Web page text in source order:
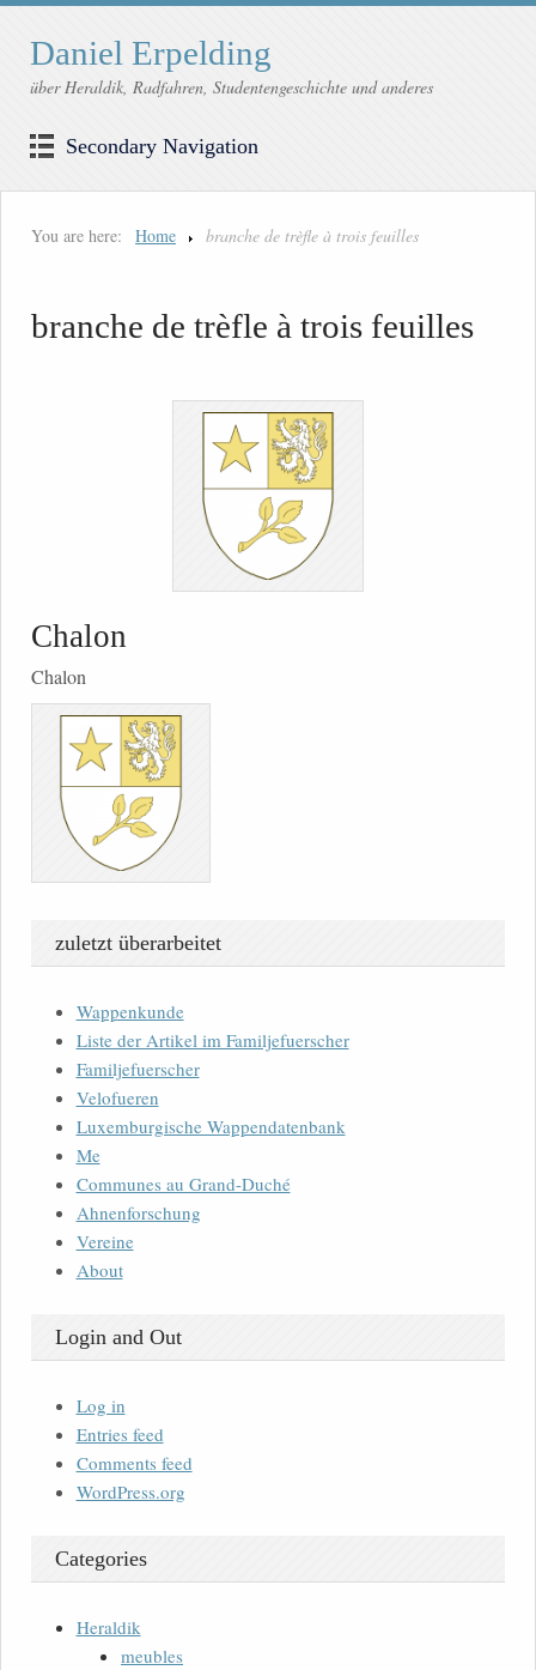
Daniel Erpelding
über Heraldik, Radfahren, Studentengeschichte und anderes
Secondary Navigation
You are here: Home branche de trèfle à trois feuilles
branche de trèfle à trois feuilles
Chalon
Chalon
zuletzt überarbeitet
Wappenkunde
Liste der Artikel im Familjefuerscher
Familjefuerscher
Velofueren
Luxemburgische Wappendatenbank
Me
Communes au Grand-Duché
Ahnenforschung
Vereine
About
Login and Out
Log in
Entries feed
Comments feed
WordPress.org
Categories
Heraldik
meubles